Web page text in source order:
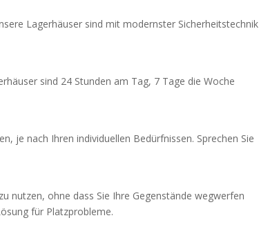
Lagerhäuser sind mit modernster Sicherheitstechnik
sind 24 Stunden am Tag, 7 Tage die Woche
je nach Ihren individuellen Bedürfnissen. Sprechen Sie
nutzen, ohne dass Sie Ihre Gegenstände wegwerfen
für Platzprobleme.